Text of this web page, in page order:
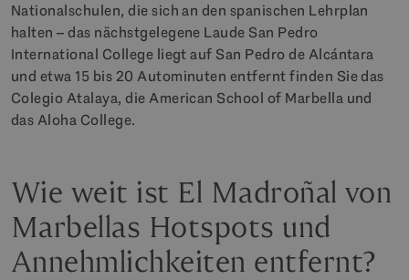
Nationalschulen, die sich an den spanischen Lehrplan
halten – das nächstgelegene Laude San Pedro
International College liegt auf San Pedro de Alcántara
und etwa 15 bis 20 Autominuten entfernt finden Sie das
Colegio Atalaya, die American School of Marbella und
das Aloha College.
Wie weit ist El Madroñal von
Marbellas Hotspots und
Annehmlichkeiten entfernt?